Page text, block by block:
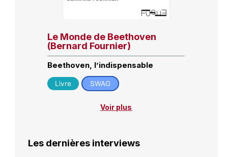
Le Monde de Beethoven
(Bernard Fournier)
Beethoven, l’indispensable
Livre SWAG
Voir plus
Les dernières interviews